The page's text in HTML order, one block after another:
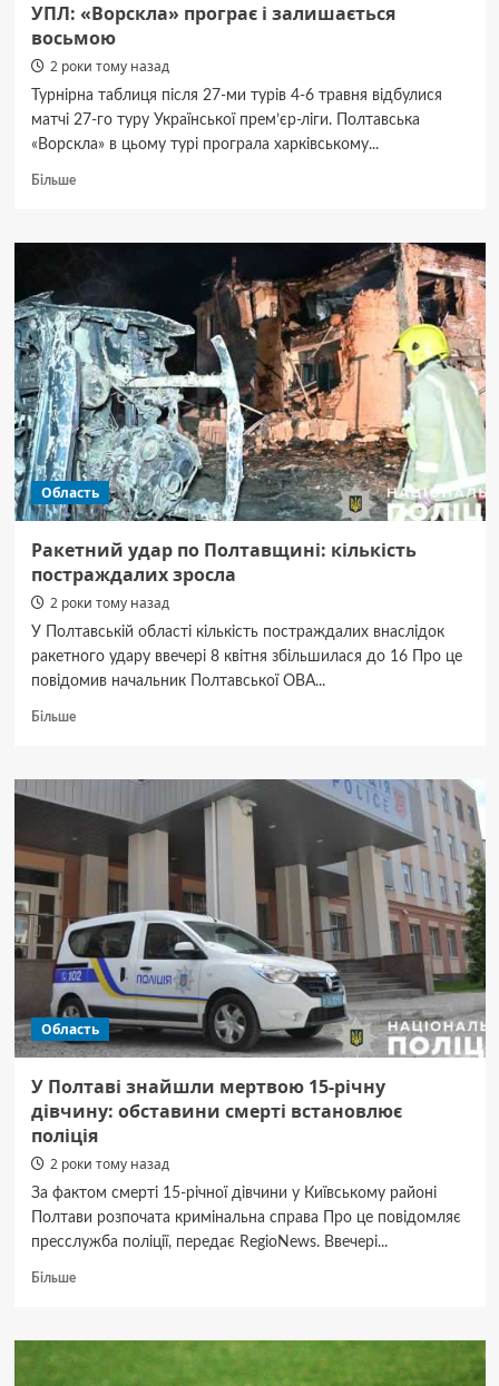
УПЛ: «Ворскла» програє і залишається
восьмою
2 роки тому назад
Турнірна таблиця після 27-ми турів 4-6 травня відбулися
матчі 27-го туру Української прем’єр-ліги. Полтавська
«Ворскла» в цьому турі програла харківському...
БільшеДокладніше
«Ворскла»
восьмою
Область
Ракетний удар по Полтавщині: кількість
постраждалих зросла
2 роки тому назад
У Полтавській області кількість постраждалих внаслідок
ракетного удару ввечері 8 квітня збільшилася до 16 Про це
повідомив начальник Полтавської ОВА...
БільшеДокладніше
удар
Полтавщині:
кількість
постраждалих
зросла
Область
У Полтаві знайшли мертвою 15-річну
дівчину: обставини смерті встановлює
поліція
2 роки тому назад
За фактом смерті 15-річної дівчини у Київському районі
Полтави розпочата кримінальна справа Про це повідомляє
пресслужба поліції, передає RegioNews. Ввечері...
БільшеДокладніше
Полтаві
мертвою